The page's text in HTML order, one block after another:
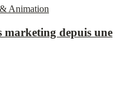
Animation
marketing depuis une